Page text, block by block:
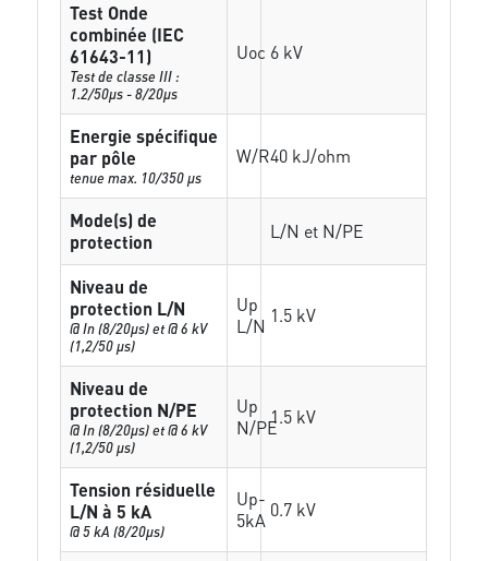
Test Onde
combinée (IEC
61643-11)
Test de classe III :
1.2/50µs - 8/20µs
Uoc 6 kV
Energie spécifique
par pôle
tenue max. 10/350 µs
W/R40 kJ/ohm
Mode(s) de
protection
L/N et N/PE
Niveau de
protection L/N
@ In (8/20µs) et @ 6 kV
(1,2/50 µs)
Up
L/N 1.5 kV
Niveau de
protection N/PE
@ In (8/20µs) et @ 6 kV
(1,2/50 µs)
Up
N/PE1.5 kV
Tension résiduelle
L/N à 5 kA
@ 5 kA (8/20µs)
Up-
5kA 0.7 kV